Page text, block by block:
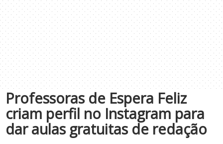
Professoras de Espera Feliz
criam perfil no Instagram para
dar aulas gratuitas de redação